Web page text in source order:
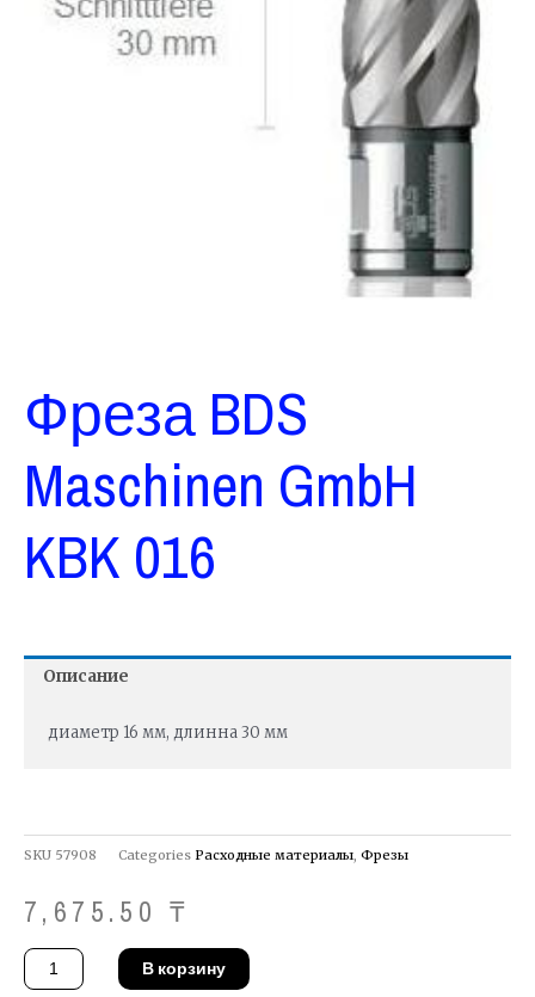
Фреза BDS
Maschinen GmbH
KBK 016
Описание
диаметр 16 мм, длинна 30 мм
SKU 57908 Categories Расходные материалы, Фрезы
7,675.50 ₸
Количество
товара
Фреза
В корзину